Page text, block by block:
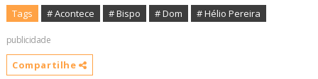
Tags # Acontece # Bispo # Dom # Hélio Pereira
publicidade
Compartilhe